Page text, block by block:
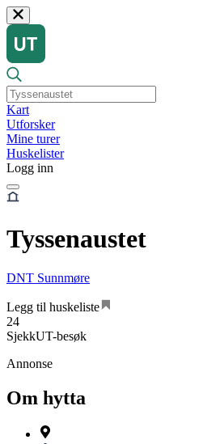
Kart
Utforsker
Mine turer
Huskelister
Logg inn
Tyssenaustet
DNT Sunnmøre
Legg til huskeliste
24
SjekkUT-besøk
Annonse
Om hytta